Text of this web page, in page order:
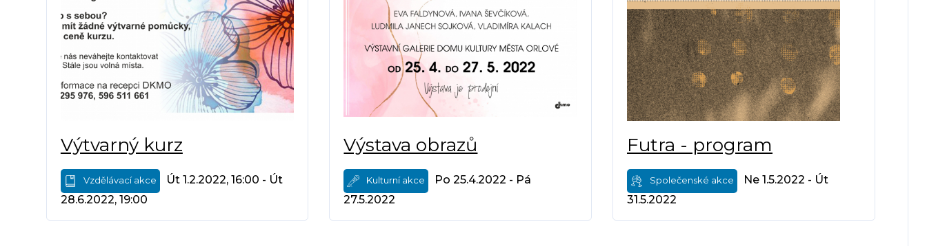
Výtvarný kurz
Vzdělávací akce
Út 1.2.2022, 16:00 - Út
28.6.2022, 19:00
Výstava obrazů
Kulturní akce
Po 25.4.2022 - Pá
27.5.2022
Futra - program
Společenské akce
Ne 1.5.2022 - Út
31.5.2022